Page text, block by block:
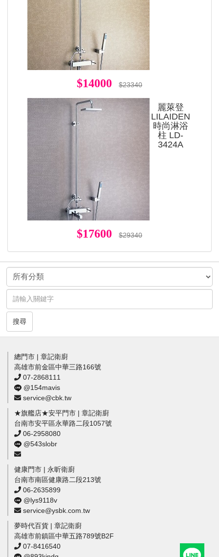
$14000 $23340
麗萊登
LILAIDEN
時尚淋浴
柱 LD-
3424A
$17600 $29340
搜尋
總門市 | 章記衛廚
高雄市前金區中華三路166號
07-2868111
@154mavis
service@cbk.tw
★旗艦店★安平門市 | 章記衛廚
台南市安平區永華路二段1057號
06-2958080
@543slobr
健康門市 | 永昕衛廚
台南市南區健康路二段213號
06-2635899
@lys9118v
service@ysbk.com.tw
夢時代百貨 | 章記衛廚
高雄市前鎮區中華五路789號B2F
07-8416540